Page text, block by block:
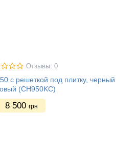
Отзывы: 0
с решеткой под плитку, черный
(CH950KС)
8 500 грн